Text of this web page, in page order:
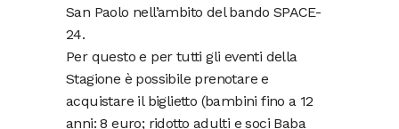
San Paolo nell’ambito del bando SPACE-
24.
Per questo e per tutti gli eventi della
Stagione è possibile prenotare e
acquistare il biglietto (bambini fino a 12
anni: 8 euro; ridotto adulti e soci Baba